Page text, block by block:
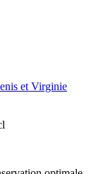
et Virginie